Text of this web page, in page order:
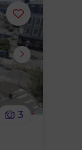
Ajouter
ou
supprimer
le
3